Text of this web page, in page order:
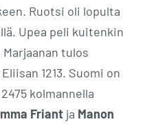
Ruotsi oli lopulta
Upea peli kuitenkin
tulos
1213. Suomi on
kolmannella
Friant ja Manon